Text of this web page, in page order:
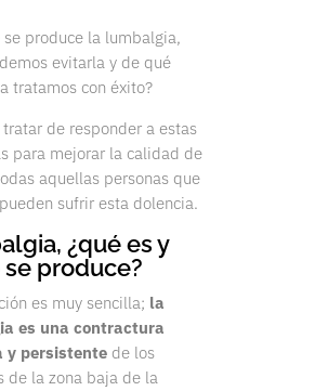
se produce la lumbalgia,
evitarla y de qué
tratamos con éxito?
de responder a estas
para mejorar la calidad de
aquellas personas que
sufrir esta dolencia.
¿qué es y
produce?
es muy sencilla; la
es una contractura
y persistentede los
de la zona baja de la